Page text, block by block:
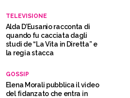
TELEVISIONE
Alda D’Eusanio racconta di
quando fu cacciata dagli
studi de “La Vita in Diretta” e
la regia stacca
GOSSIP
Elena Morali pubblica il video
del fidanzato che entra in